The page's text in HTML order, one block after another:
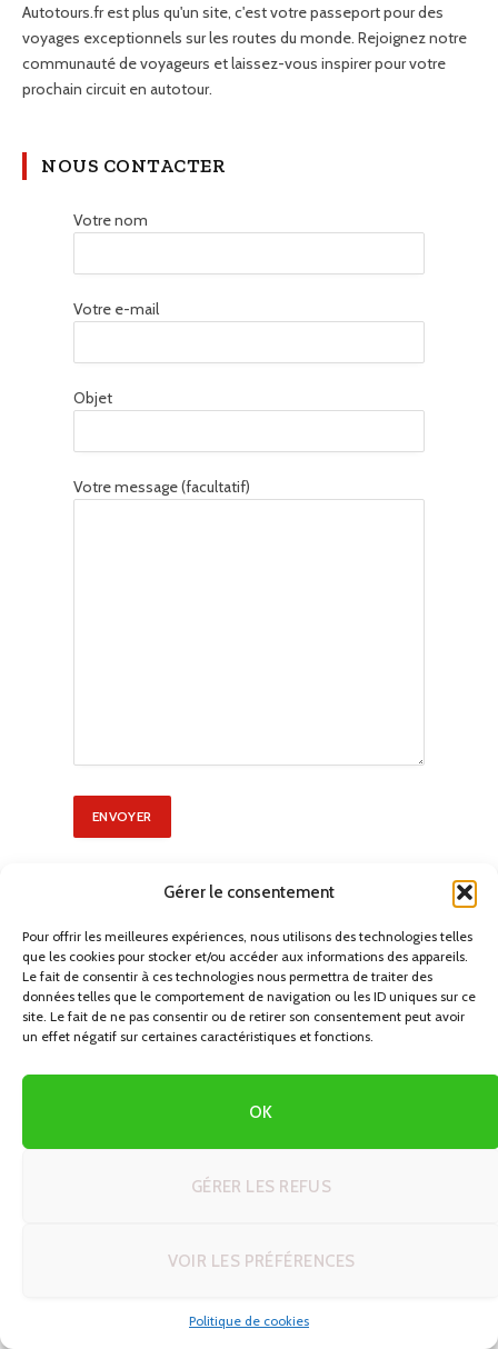
Gérer le consentement
Pour offrir les meilleures expériences, nous utilisons des technologies telles
que les cookies pour stocker et/ou accéder aux informations des appareils.
Le fait de consentir à ces technologies nous permettra de traiter des
données telles que le comportement de navigation ou les ID uniques sur ce
site. Le fait de ne pas consentir ou de retirer son consentement peut avoir
un effet négatif sur certaines caractéristiques et fonctions.
OK
GÉRER LES REFUS
VOIR LES PRÉFÉRENCES
Politique de cookies
Autotours.fr est plus qu'un site, c'est votre passeport pour des
voyages exceptionnels sur les routes du monde. Rejoignez notre
communauté de voyageurs et laissez-vous inspirer pour votre
prochain circuit en autotour.
NOUS CONTACTER
Votre nom
Votre e-mail
Objet
Votre message (facultatif)
Créer son itinéraire de rêve en voyage
autotour : 5 modèles prêts à adapter
26/06/2026
Ultime pour un Road Trip en Namibie
réussir votre road trip